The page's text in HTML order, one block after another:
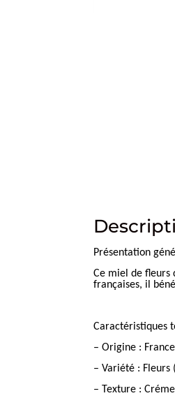
Présentation
Ce miel de fleurs
françaises, il
Caractéristiques
– Origine : France
– Variété : Fleurs
– Texture :